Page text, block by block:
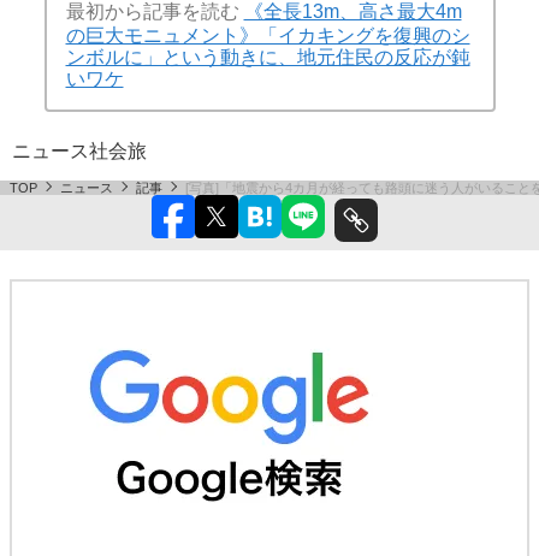
最初から記事を読む
《全長13m、高さ最大4m
の巨大モニュメント》「イカキングを復興のシ
ンボルに」という動きに、地元住民の反応が鈍
いワケ
ニュース社会旅
TOP ニュース 記事 [写真]「地震から4カ月が経っても路頭に迷う人がいるこ